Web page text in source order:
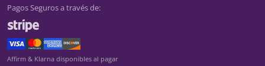
Pagos Seguros a través de:
Affirm & Klarna disponibles al pagar
We're currently closed